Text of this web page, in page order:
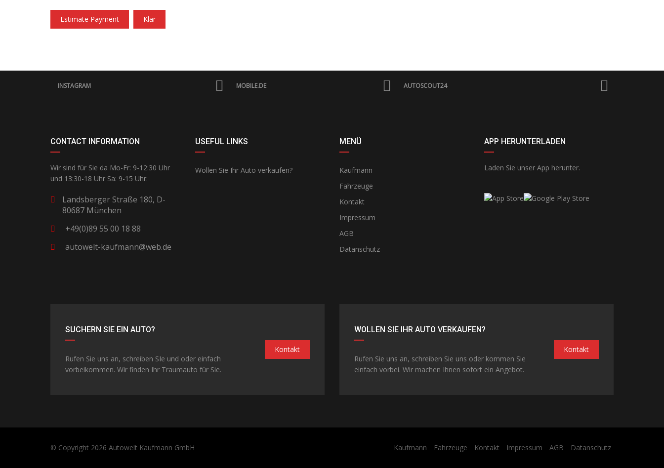
Estimate Payment Klar
INSTAGRAM MOBILE.DE AUTOSCOUT24
CONTACT INFORMATION
Wir sind für Sie da Mo-Fr: 9-12:30 Uhr
und 13:30-18 Uhr Sa: 9-15 Uhr:
Landsberger Straße 180, D-
80687 München
+49(0)89 55 00 18 88
autowelt-kaufmann@web.de
USEFUL LINKS
Wollen Sie Ihr Auto verkaufen?
MENÜ
Kaufmann
Fahrzeuge
Kontakt
Impressum
AGB
Datanschutz
APP HERUNTERLADEN
Laden Sie unser App herunter.
SUCHERN SIE EIN AUTO?
Rufen Sie uns an, schreiben SIe und oder einfach
vorbeikommen. Wir finden Ihr Traumauto für Sie.
Kontakt
WOLLEN SIE IHR AUTO VERKAUFEN?
Rufen Sie uns an, schreiben Sie uns oder kommen Sie
einfach vorbei. Wir machen Ihnen sofort ein Angebot.
Kontakt
© Copyright 2026 Autowelt Kaufmann GmbH Kaufmann Fahrzeuge Kontakt Impressum AGB Datanschutz